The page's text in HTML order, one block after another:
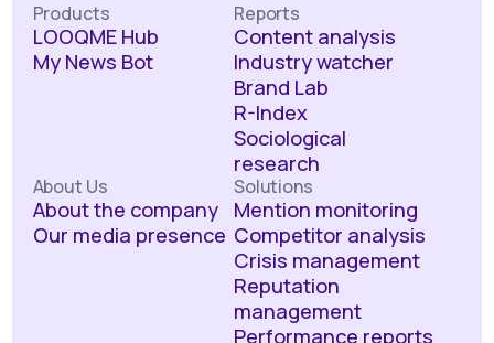
Products
LOOQME Hub
My News Bot
Reports
Content analysis
Industry watcher
Brand Lab
R-Index
Sociological
research
Solutions
Mention monitoring
Competitor analysis
Crisis management
Reputation
management
Performance reports
About Us
About the company
Our media presence